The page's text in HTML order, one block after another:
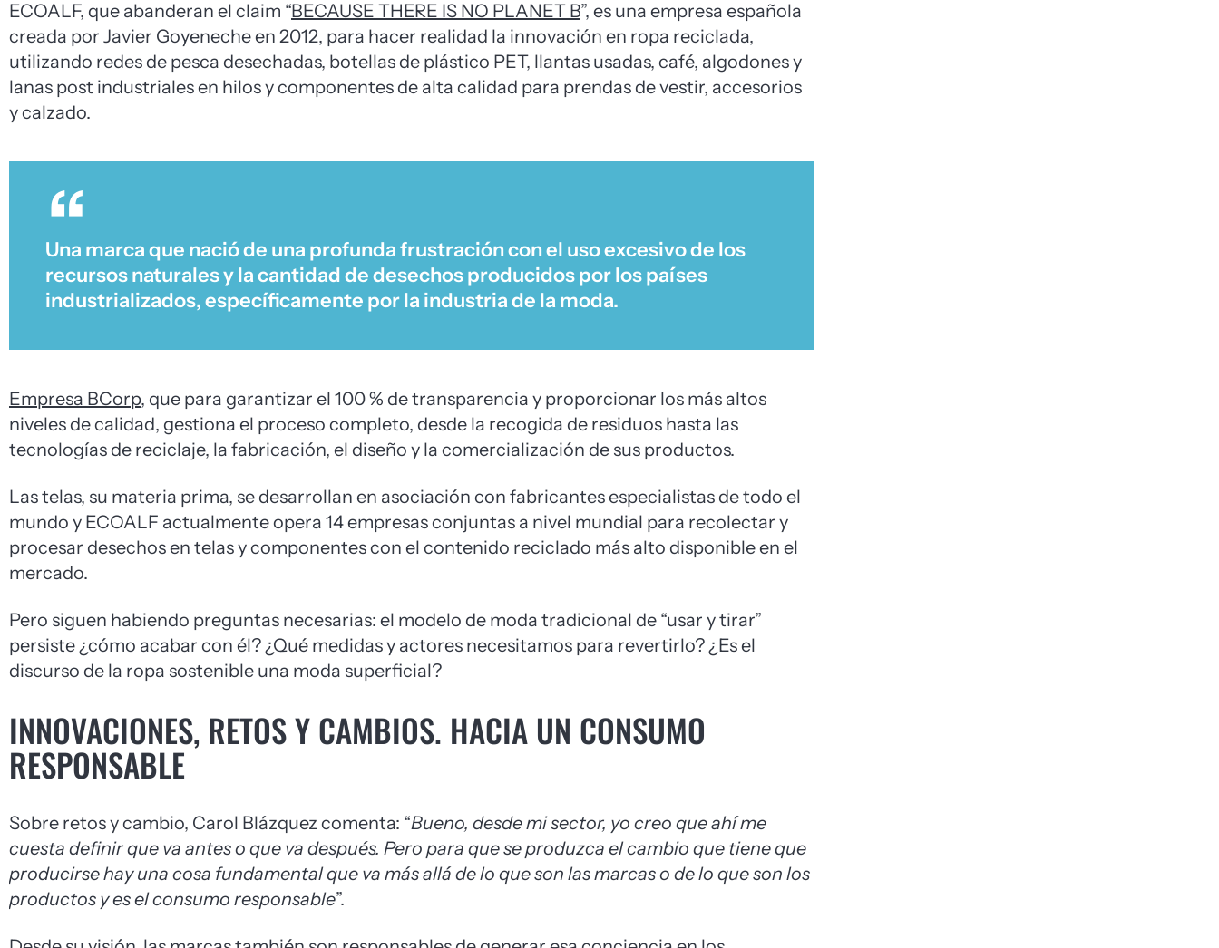
ECOALF, que abanderan el claim “BECAUSE THERE IS NO PLANET B”, es una empresa española
creada por Javier Goyeneche en 2012, para hacer realidad la innovación en ropa reciclada,
utilizando redes de pesca desechadas, botellas de plástico PET, llantas usadas, café, algodones y
lanas post industriales en hilos y componentes de alta calidad para prendas de vestir, accesorios
y calzado.
Una marca que nació de una profunda frustración con el uso excesivo de los
recursos naturales y la cantidad de desechos producidos por los países
industrializados, específicamente por la industria de la moda.
Empresa BCorp, que para garantizar el 100 % de transparencia y proporcionar los más altos
niveles de calidad, gestiona el proceso completo, desde la recogida de residuos hasta las
tecnologías de reciclaje, la fabricación, el diseño y la comercialización de sus productos.
Las telas, su materia prima, se desarrollan en asociación con fabricantes especialistas de todo el
mundo y ECOALF actualmente opera 14 empresas conjuntas a nivel mundial para recolectar y
procesar desechos en telas y componentes con el contenido reciclado más alto disponible en el
mercado.
Pero siguen habiendo preguntas necesarias: el modelo de moda tradicional de “usar y tirar”
persiste ¿cómo acabar con él? ¿Qué medidas y actores necesitamos para revertirlo? ¿Es el
discurso de la ropa sostenible una moda superficial?
INNOVACIONES, RETOS Y CAMBIOS. HACIA UN CONSUMO
RESPONSABLE
Sobre retos y cambio, Carol Blázquez comenta: “Bueno, desde mi sector, yo creo que ahí me
cuesta definir que va antes o que va después. Pero para que se produzca el cambio que tiene que
producirse hay una cosa fundamental que va más allá de lo que son las marcas o de lo que son los
productos y es el consumo responsable”.